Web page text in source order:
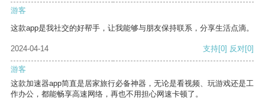
游客
这款app是我社交的好帮手，让我能够与朋友保持联系，分享生活点滴。
2024-04-14 支持[0] 反对[0]
游客
这款加速器app简直是居家旅行必备神器，无论是看视频、玩游戏还是工
作办公，都能畅享高速网络，再也不用担心网速卡顿了。